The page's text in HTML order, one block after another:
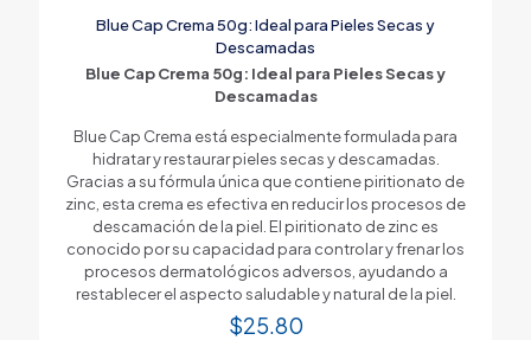
Blue Cap Crema 50g: Ideal para Pieles Secas y
Descamadas
Blue Cap Crema 50g: Ideal para Pieles Secas y
Descamadas
Blue Cap Crema está especialmente formulada para
hidratar y restaurar pieles secas y descamadas.
Gracias a su fórmula única que contiene piritionato de
zinc, esta crema es efectiva en reducir los procesos de
descamación de la piel. El piritionato de zinc es
conocido por su capacidad para controlar y frenar los
procesos dermatológicos adversos, ayudando a
restablecer el aspecto saludable y natural de la piel.
$25.80